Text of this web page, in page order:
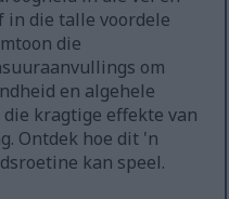
die talle voordele
die
om
en algehele
kragtige effekte van
Ontdek hoe dit 'n
kan speel.